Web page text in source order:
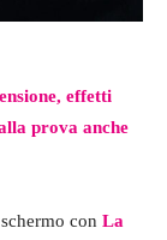
effetti
prova anche
con La